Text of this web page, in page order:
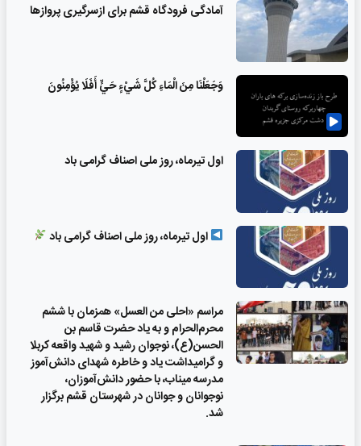
آمادگی فرودگاه قشم برای ازسرگیری پروازها
وَجَعَلْنَا مِنَ الْمَاءِ كُلَّ شَيْءٍ حَيٍّ أَفَلَا يُؤْمِنُونَ
اول تیرماه، روز ملی اصناف گرامی باد
اول تیرماه، روز ملی اصناف گرامی باد
مراسم «احلی من العسل» همزمان با ششم
محرم‌الحرام و به یاد حضرت قاسم بن
الحسن(ع)، نوجوان رشید و شهید واقعه کربلا
و گرامیداشت یاد و خاطره شهدای دانش‌آموز
مدرسه میناب، با حضور دانش‌آموزان،
نوجوانان و جوانان در شهرستان قشم برگزار
شد.